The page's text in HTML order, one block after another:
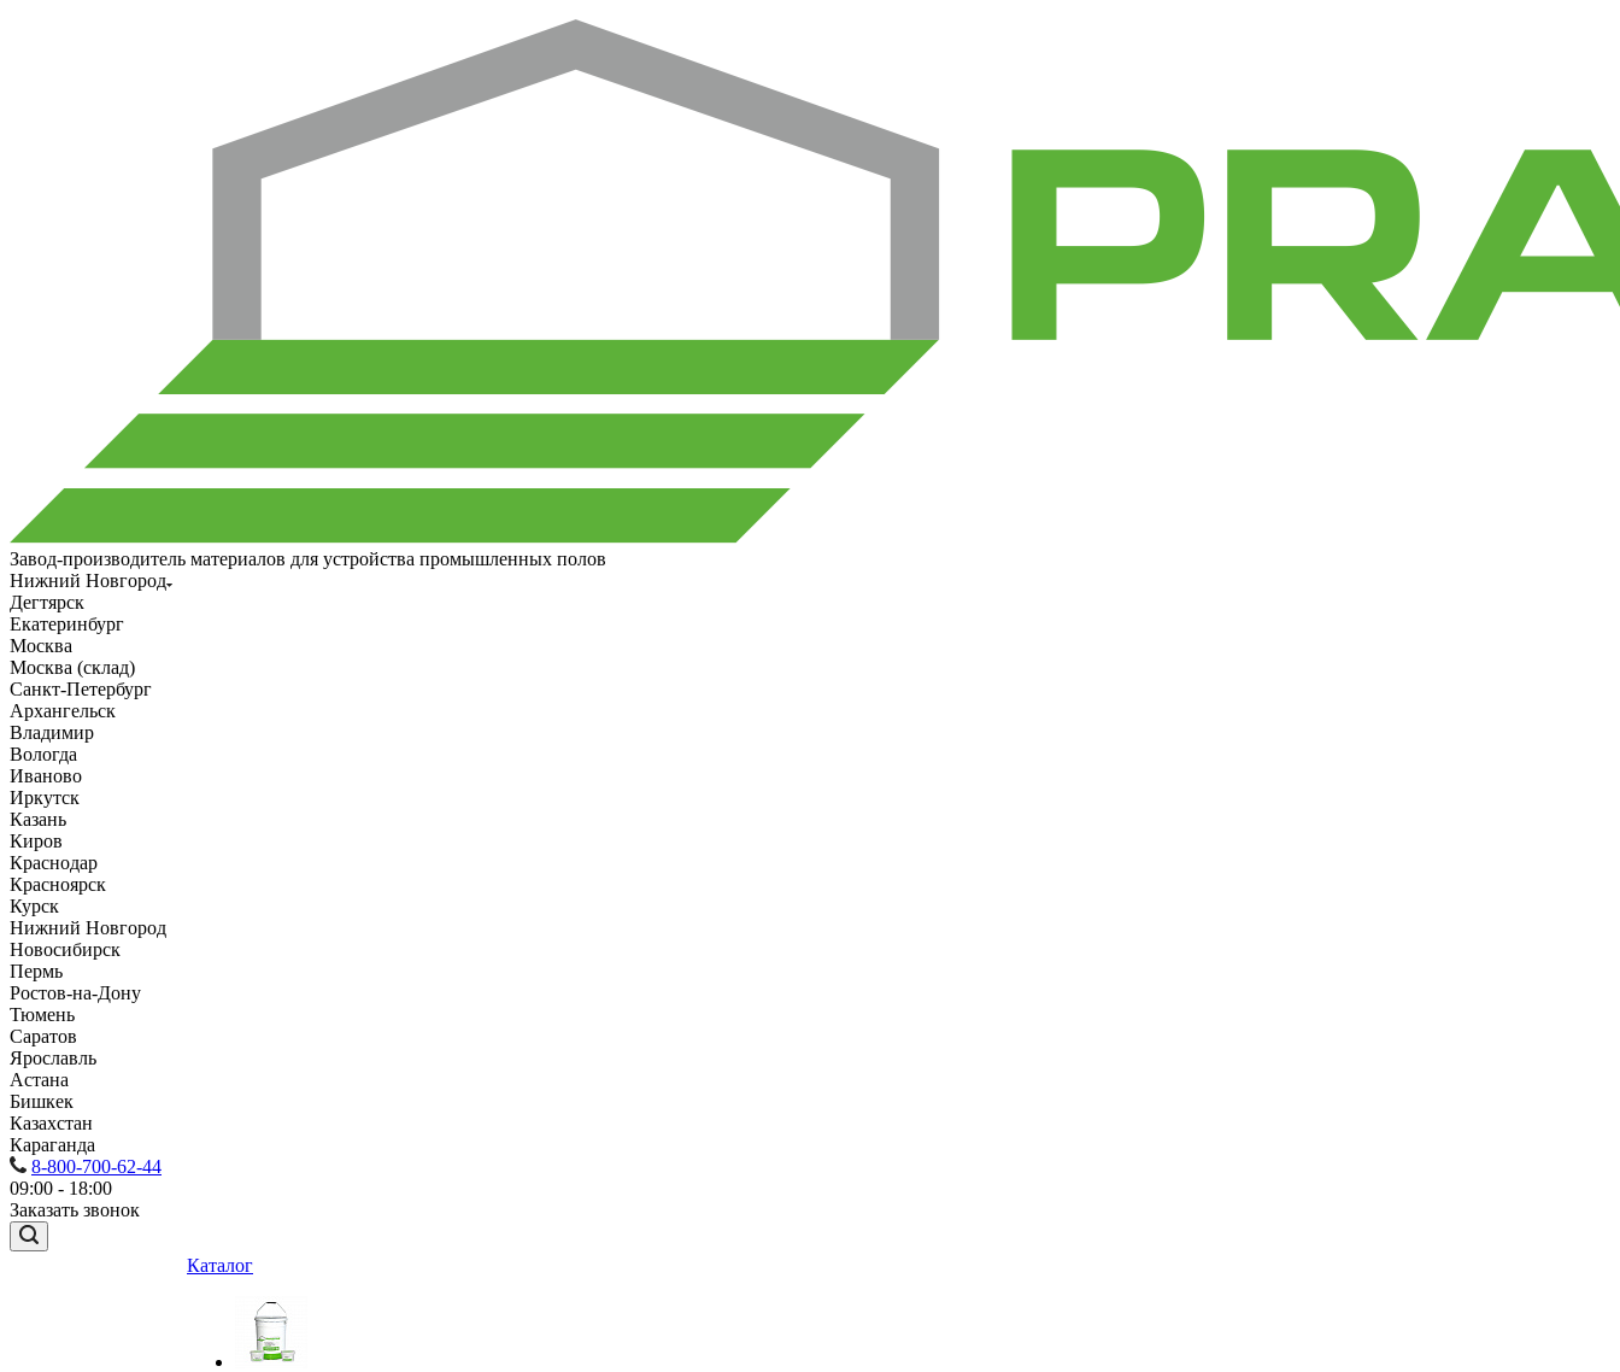
Завод-производитель материалов для устройства промышленных полов
Нижний Новгород
Дегтярск
Екатеринбург
Москва
Москва (склад)
Санкт-Петербург
Архангельск
Владимир
Вологда
Иваново
Иркутск
Казань
Киров
Краснодар
Красноярск
Курск
Нижний Новгород
Новосибирск
Пермь
Ростов-на-Дону
Тюмень
Саратов
Ярославль
Астана
Бишкек
Казахстан
Караганда
8-800-700-62-44
09:00 - 18:00
Заказать звонок
Каталог